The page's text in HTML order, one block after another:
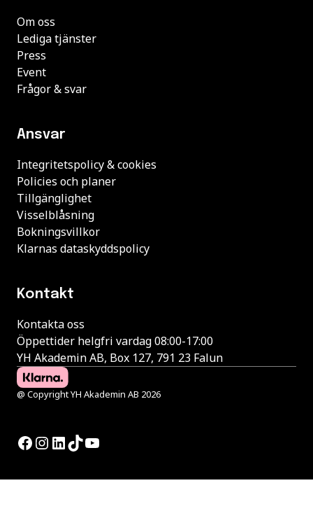
Om oss
Lediga tjänster
Press
Event
Frågor & svar
Ansvar
Integritetspolicy & cookies
Policies och planer
Tillgänglighet
Visselblåsning
Bokningsvillkor
Klarnas dataskyddspolicy
Kontakt
Kontakta oss
Öppettider helgfri vardag 08:00-17:00
YH Akademin AB, Box 127, 791 23 Falun
@ Copyright YH Akademin AB 2026
Facebook
Instagram
LinkedIn
TikTok
YouTube